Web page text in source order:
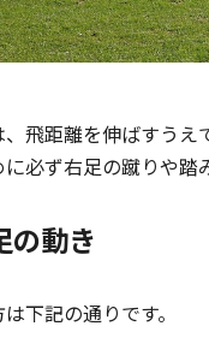
飛距離を伸ばすう
必ず右足の蹴りや踏
の動き
下記の通りです。